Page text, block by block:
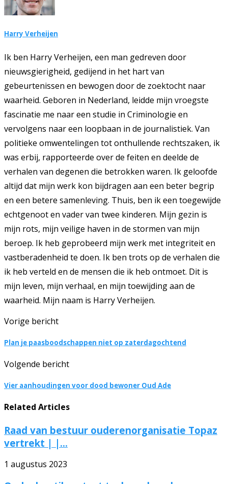
Harry Verheijen
Ik ben Harry Verheijen, een man gedreven door
nieuwsgierigheid, gedijend in het hart van
gebeurtenissen en bewogen door de zoektocht naar
waarheid. Geboren in Nederland, leidde mijn vroegste
fascinatie me naar een studie in Criminologie en
vervolgens naar een loopbaan in de journalistiek. Van
politieke omwentelingen tot onthullende rechtszaken, ik
was erbij, rapporteerde over de feiten en deelde de
verhalen van degenen die betrokken waren. Ik geloofde
altijd dat mijn werk kon bijdragen aan een beter begrip
en een betere samenleving. Thuis, ben ik een toegewijde
echtgenoot en vader van twee kinderen. Mijn gezin is
mijn rots, mijn veilige haven in de stormen van mijn
beroep. Ik heb geprobeerd mijn werk met integriteit en
vastberadenheid te doen. Ik ben trots op de verhalen die
ik heb verteld en de mensen die ik heb ontmoet. Dit is
mijn leven, mijn verhaal, en mijn toewijding aan de
waarheid. Mijn naam is Harry Verheijen.
Vorige bericht
Plan je paasboodschappen niet op zaterdagochtend
Volgende bericht
Vier aanhoudingen voor dood bewoner Oud Ade
Related Articles
Raad van bestuur ouderenorganisatie Topaz
vertrekt | |...
1 augustus 2023